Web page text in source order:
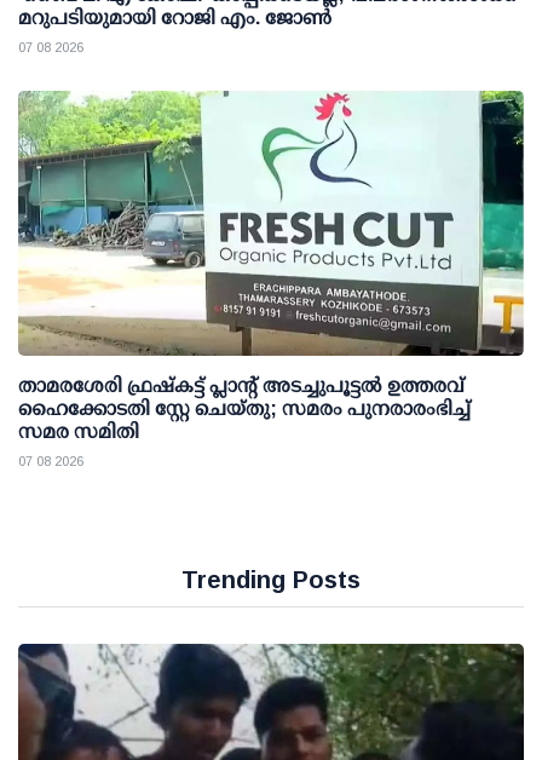
മറുപടിയുമായി റോജി എം. ജോണ്‍
07 08 2026
താമരശേരി ഫ്രഷ്കട്ട് പ്ലാന്റ് അടച്ചുപൂട്ടൽ ഉത്തരവ്
ഹൈക്കോടതി സ്റ്റേ ചെയ്തു; സമരം പുനരാരംഭിച്ച്
സമര സമിതി
07 08 2026
Trending Posts